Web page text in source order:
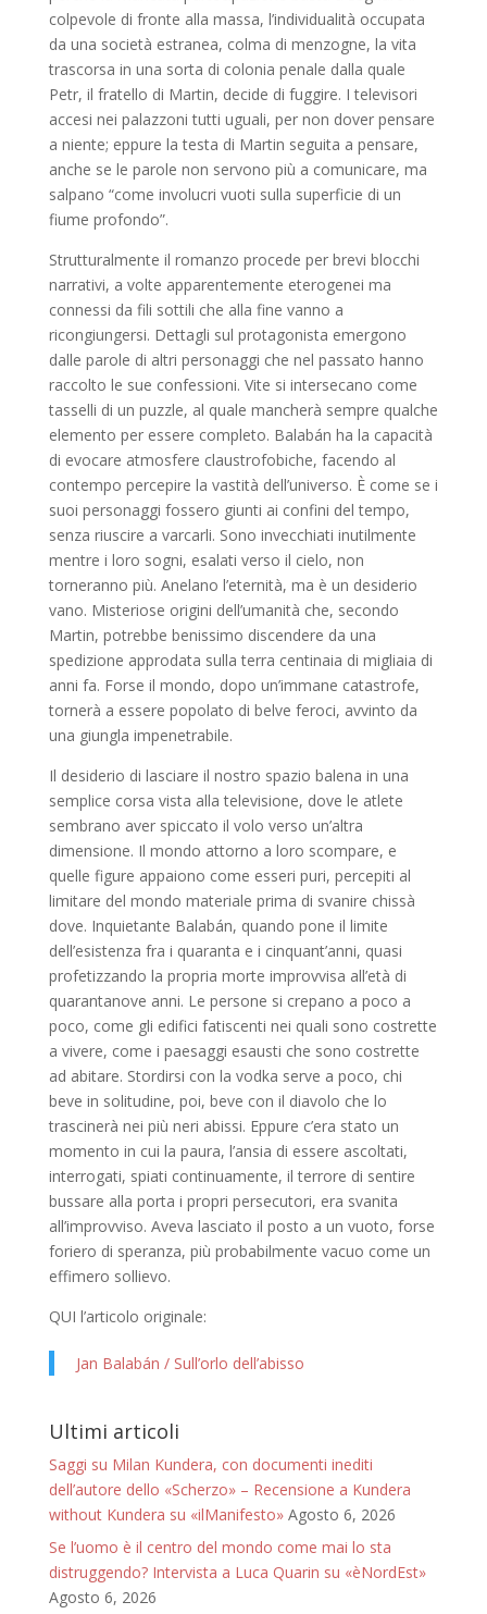
colpevole di fronte alla massa, l’individualità occupata
da una società estranea, colma di menzogne, la vita
trascorsa in una sorta di colonia penale dalla quale
Petr, il fratello di Martin, decide di fuggire. I televisori
accesi nei palazzoni tutti uguali, per non dover pensare
a niente; eppure la testa di Martin seguita a pensare,
anche se le parole non servono più a comunicare, ma
salpano “come involucri vuoti sulla superficie di un
fiume profondo”.
Strutturalmente il romanzo procede per brevi blocchi
narrativi, a volte apparentemente eterogenei ma
connessi da fili sottili che alla fine vanno a
ricongiungersi. Dettagli sul protagonista emergono
dalle parole di altri personaggi che nel passato hanno
raccolto le sue confessioni. Vite si intersecano come
tasselli di un puzzle, al quale mancherà sempre qualche
elemento per essere completo. Balabán ha la capacità
di evocare atmosfere claustrofobiche, facendo al
contempo percepire la vastità dell’universo. È come se i
suoi personaggi fossero giunti ai confini del tempo,
senza riuscire a varcarli. Sono invecchiati inutilmente
mentre i loro sogni, esalati verso il cielo, non
torneranno più. Anelano l’eternità, ma è un desiderio
vano. Misteriose origini dell’umanità che, secondo
Martin, potrebbe benissimo discendere da una
spedizione approdata sulla terra centinaia di migliaia di
anni fa. Forse il mondo, dopo un’immane catastrofe,
tornerà a essere popolato di belve feroci, avvinto da
una giungla impenetrabile.
Il desiderio di lasciare il nostro spazio balena in una
semplice corsa vista alla televisione, dove le atlete
sembrano aver spiccato il volo verso un’altra
dimensione. Il mondo attorno a loro scompare, e
quelle figure appaiono come esseri puri, percepiti al
limitare del mondo materiale prima di svanire chissà
dove. Inquietante Balabán, quando pone il limite
dell’esistenza fra i quaranta e i cinquant’anni, quasi
profetizzando la propria morte improvvisa all’età di
quarantanove anni. Le persone si crepano a poco a
poco, come gli edifici fatiscenti nei quali sono costrette
a vivere, come i paesaggi esausti che sono costrette
ad abitare. Stordirsi con la vodka serve a poco, chi
beve in solitudine, poi, beve con il diavolo che lo
trascinerà nei più neri abissi. Eppure c’era stato un
momento in cui la paura, l’ansia di essere ascoltati,
interrogati, spiati continuamente, il terrore di sentire
bussare alla porta i propri persecutori, era svanita
all’improvviso. Aveva lasciato il posto a un vuoto, forse
foriero di speranza, più probabilmente vacuo come un
effimero sollievo.
QUI l’articolo originale:
Jan Balabán / Sull’orlo dell’abisso
Ultimi articoli
Saggi su Milan Kundera, con documenti inediti
dell’autore dello «Scherzo» – Recensione a Kundera
without Kundera su «ilManifesto» Agosto 6, 2026
Se l’uomo è il centro del mondo come mai lo sta
distruggendo? Intervista a Luca Quarin su «èNordEst»
Agosto 6, 2026